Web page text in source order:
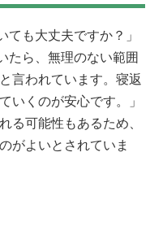
ても大丈夫ですか？」
たら、無理のない範囲
言われています。寝返
いくのが安心です。」
る可能性もあるため、
がよいとされていま